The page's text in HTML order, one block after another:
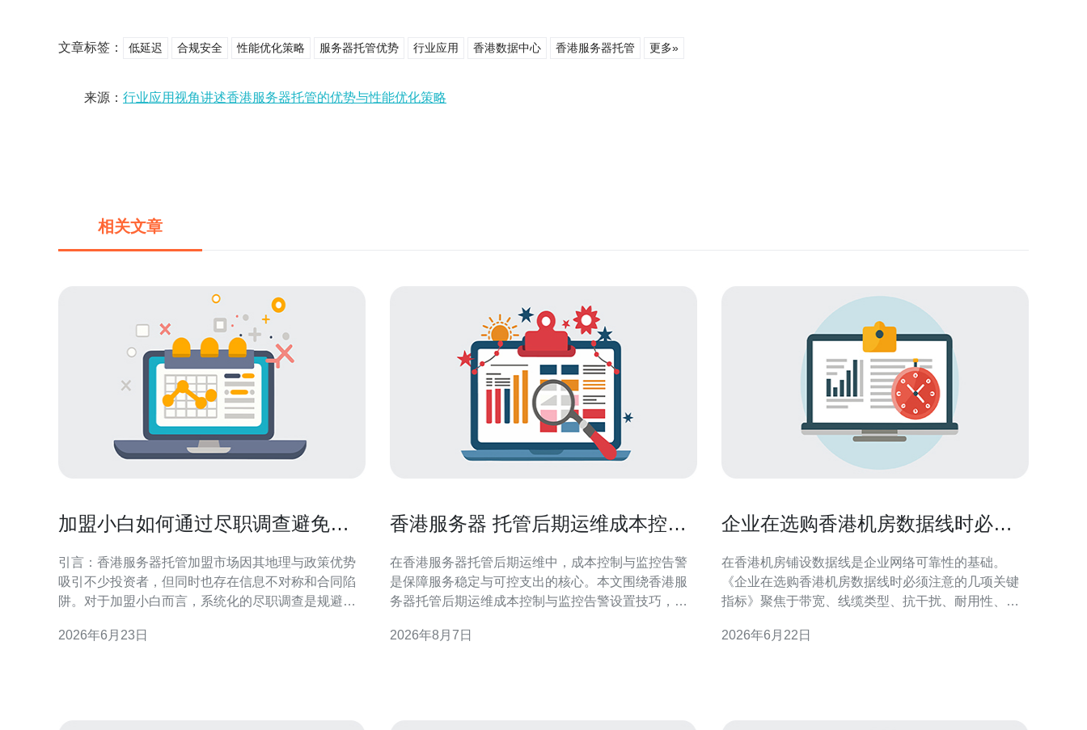
文章标签： 低延迟 合规安全 性能优化策略 服务器托管优势 行业应用 香港数据中心 香港服务器托管 更多»
来源： 行业应用视角讲述香港服务器托管的优势与性能优化策略
相关文章
加盟小白如何通过尽职调查避免陷
引言：香港服务器托管加盟市场因其地理与政策优势
吸引不少投资者，但同时也存在信息不对称和合同陷
阱。对于加盟小白而言，系统化的尽职调查是规避风
点，帮助你在加盟前掌握必要核查方法与风险应对策
2026年6月23日
香港服务器 托管后期运维成本控制
在香港服务器托管后期运维中，成本控制与监控告警
是保障服务稳定与可控支出的核心。本文围绕香港服
务器托管后期运维成本控制与监控告警设置技巧，提
前提下降低开支。 理解香港服务器托管后期运维成本
2026年8月7日
企业在选购香港机房数据线时必须
在香港机房铺设数据线是企业网络可靠性的基础。
《企业在选购香港机房数据线时必须注意的几项关键
指标》聚焦于带宽、线缆类型、抗干扰、耐用性、布
购人员提供可执行的选型与验收建议，兼顾合规与运
2026年6月22日